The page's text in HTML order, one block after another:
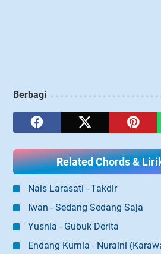
Berbagi
Related Chords &
Nais Larasati - Takdir
Iwan - Sedang Sedang Saja
Yusnia - Gubuk Derita
Endang Kurnia - Nuraini